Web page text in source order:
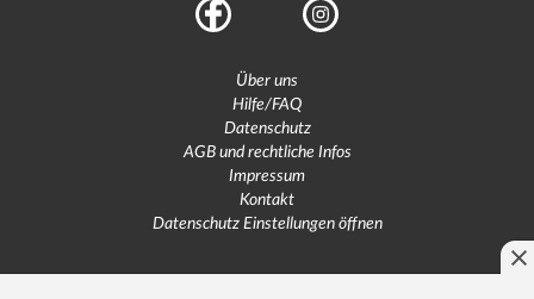
Facebook Instagram
Über uns
Hilfe/FAQ
Datenschutz
AGB und rechtliche Infos
Impressum
Kontakt
Datenschutz Einstellungen öffnen